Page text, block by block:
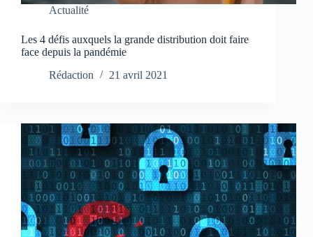
Actualité
Les 4 défis auxquels la grande distribution doit faire
face depuis la pandémie
Rédaction
21 avril 2021